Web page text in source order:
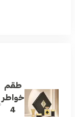
طقم
خواطر
4
طقم